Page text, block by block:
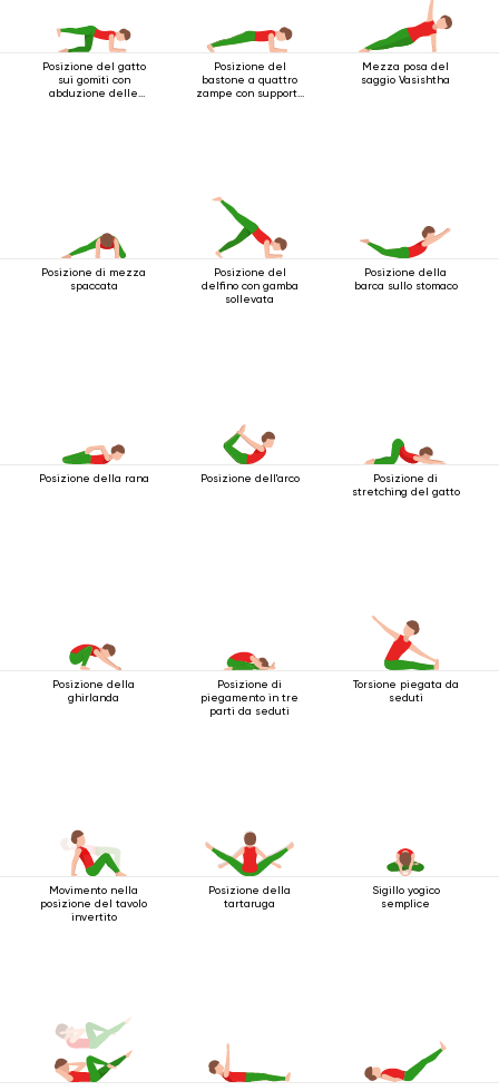
Posizione del gatto
sui gomiti con
abduzione delle
Posizione del
bastone a quattro
zampe con supporto
Mezza posa del
saggio Vasishtha
Posizione di mezza
spaccata
Posizione del
delfino con gamba
sollevata
Posizione della
barca sullo stomaco
Posizione della rana Posizione dell'arco
Posizione di
stretching del gatto
Posizione della
ghirlanda
Posizione di
piegamento in tre
parti da seduti
Torsione piegata da
seduti
Movimento nella
posizione del tavolo
invertito
Posizione della
tartaruga
Sigillo yogico
semplice